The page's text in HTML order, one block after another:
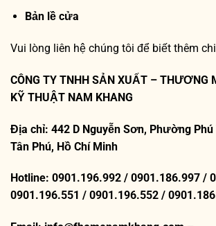
Bản lề cửa
Vui lòng liên hệ chúng tôi để biết thêm
CÔNG TY TNHH SẢN XUẤT – THƯƠNG
KỸ THUẬT NAM KHANG
Địa chỉ: 442 D Nguyễn Sơn, Phường Phú
Tân Phú, Hồ Chí Minh
Hotline: 0901.196.992 / 0901.186.997 /
0901.196.551 / 0901.196.552 /